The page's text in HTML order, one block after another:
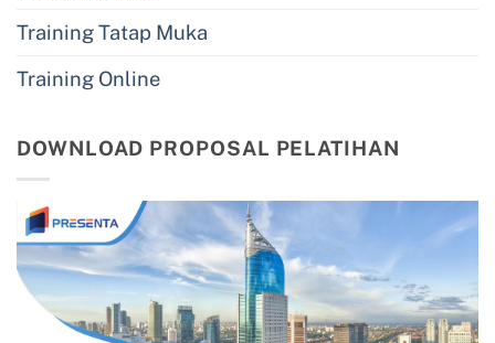
Training Tatap Muka
Training Online
DOWNLOAD PROPOSAL PELATIHAN